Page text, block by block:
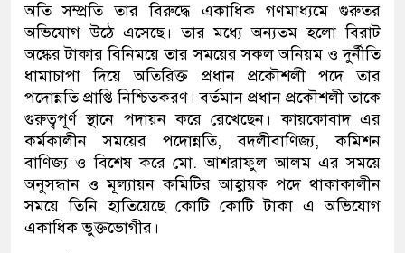
অতি সম্প্রতি তার বিরুদ্ধে একাধিক গণমাধ্যমে গুরুতর
অভিযোগ উঠে এসেছে। তার মধ্যে অন্যতম হলো বিরাট
অঙ্কের টাকার বিনিময়ে তার সময়ের সকল অনিয়ম ও দুর্নীতি
ধামাচাপা দিয়ে অতিরিক্ত প্রধান প্রকৌশলী পদে তার
পদোন্নতি প্রাপ্তি নিশ্চিতকরণ। বর্তমান প্রধান প্রকৌশলী তাকে
গুরুত্বপূর্ণ স্থানে পদায়ন করে রেখেছেন। কায়কোবাদ এর
কর্মকালীন সময়ের পদোন্নতি, বদলীবাণিজ্য, কমিশন
বাণিজ্য ও বিশেষ করে মো. আশরাফুল আলম এর সময়ে
অনুসন্ধান ও মূল্যায়ন কমিটির আহ্বায়ক পদে থাকাকালীন
সময়ে তিনি হাতিয়েছে কোটি কোটি টাকা এ অভিযোগ
একাধিক ভুক্তভোগীর।